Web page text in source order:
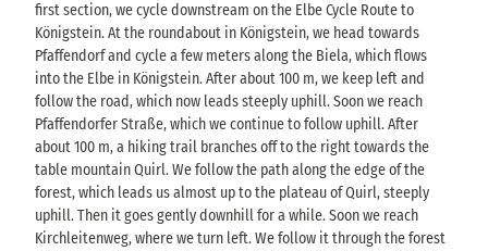
first section, we cycle downstream on the Elbe Cycle Route to
Königstein. At the roundabout in Königstein, we head towards
Pfaffendorf and cycle a few meters along the Biela, which flows
into the Elbe in Königstein. After about 100 m, we keep left and
follow the road, which now leads steeply uphill. Soon we reach
Pfaffendorfer Straße, which we continue to follow uphill. After
about 100 m, a hiking trail branches off to the right towards the
table mountain Quirl. We follow the path along the edge of the
forest, which leads us almost up to the plateau of Quirl, steeply
uphill. Then it goes gently downhill for a while. Soon we reach
Kirchleitenweg, where we turn left. We follow it through the forest